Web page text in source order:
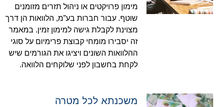
מימון פרויקטים או ניהול תזרים מזומנים
שוטף. עבור חברות בע”מ, הלוואות הן דרך
מצוינת לקבלת גישה למימון זמין. במאמר
זה יסבירו מומחי קבוצת פרימיום על סוגי
ההלוואות השונים ויציגו את הגורמים שיש
לקחת בחשבון לפני שלוקחים הלוואה.
משכנתא לכל מטרה